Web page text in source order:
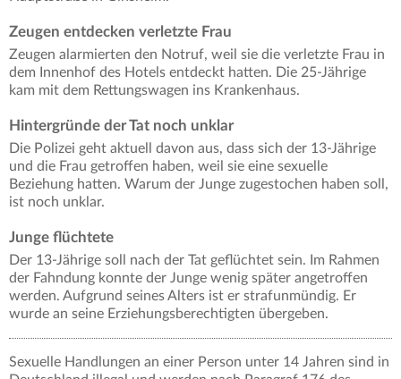
Zeugen entdecken verletzte Frau
Zeugen alarmierten den Notruf, weil sie die verletzte Frau in
dem Innenhof des Hotels entdeckt hatten. Die 25-Jährige
kam mit dem Rettungswagen ins Krankenhaus.
Hintergründe der Tat noch unklar
Die Polizei geht aktuell davon aus, dass sich der 13-Jährige
und die Frau getroffen haben, weil sie eine sexuelle
Beziehung hatten. Warum der Junge zugestochen haben soll,
ist noch unklar.
Junge flüchtete
Der 13-Jährige soll nach der Tat geflüchtet sein. Im Rahmen
der Fahndung konnte der Junge wenig später angetroffen
werden. Aufgrund seines Alters ist er strafunmündig. Er
wurde an seine Erziehungsberechtigten übergeben.
Sexuelle Handlungen an einer Person unter 14 Jahren sind in